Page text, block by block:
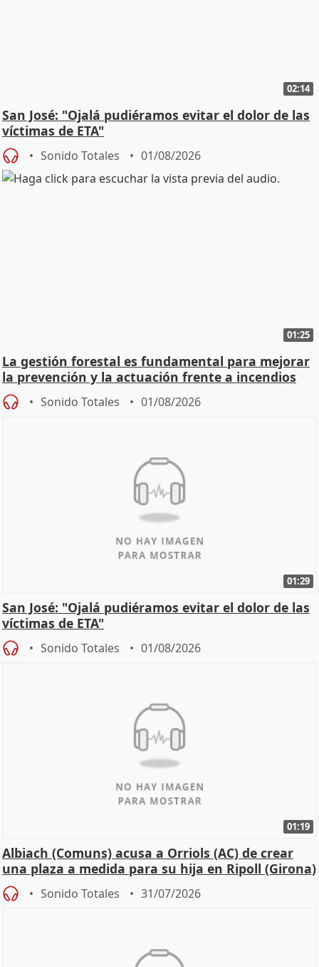
02:14
San José: "Ojalá pudiéramos evitar el dolor de las
víctimas de ETA"
Sonido Totales 01/08/2026
01:25
La gestión forestal es fundamental para mejorar
la prevención y la actuación frente a incendios
Sonido Totales 01/08/2026
01:29
San José: "Ojalá pudiéramos evitar el dolor de las
víctimas de ETA"
Sonido Totales 01/08/2026
01:19
Albiach (Comuns) acusa a Orriols (AC) de crear
una plaza a medida para su hija en Ripoll (Girona)
Sonido Totales 31/07/2026